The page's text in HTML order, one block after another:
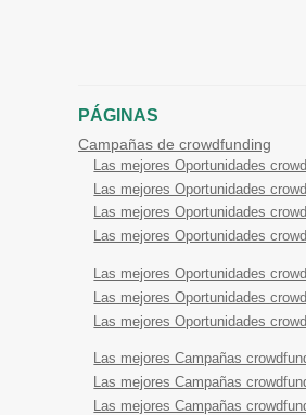
PÁGINAS
Campañas de crowdfunding
Las mejores Oportunidades
Las mejores Oportunidades
Las mejores Oportunidades
Las mejores Oportunidades
Las mejores Oportunidades
Las mejores Oportunidades
Las mejores Oportunidades
Las mejores Campañas
Las mejores Campañas
Las mejores Campañas